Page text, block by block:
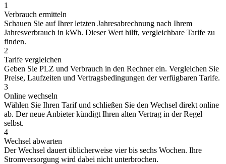
1
Verbrauch ermitteln
Schauen Sie auf Ihrer letzten Jahresabrechnung nach Ihrem
Jahresverbrauch in kWh. Dieser Wert hilft, vergleichbare Tarife zu
finden.
2
Tarife vergleichen
Geben Sie PLZ und Verbrauch in den Rechner ein. Vergleichen Sie
Preise, Laufzeiten und Vertragsbedingungen der verfügbaren Tarife.
3
Online wechseln
Wählen Sie Ihren Tarif und schließen Sie den Wechsel direkt online
ab. Der neue Anbieter kündigt Ihren alten Vertrag in der Regel
selbst.
4
Wechsel abwarten
Der Wechsel dauert üblicherweise vier bis sechs Wochen. Ihre
Stromversorgung wird dabei nicht unterbrochen.